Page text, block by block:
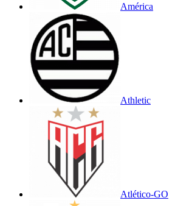
América
Athletic
Atlético-GO